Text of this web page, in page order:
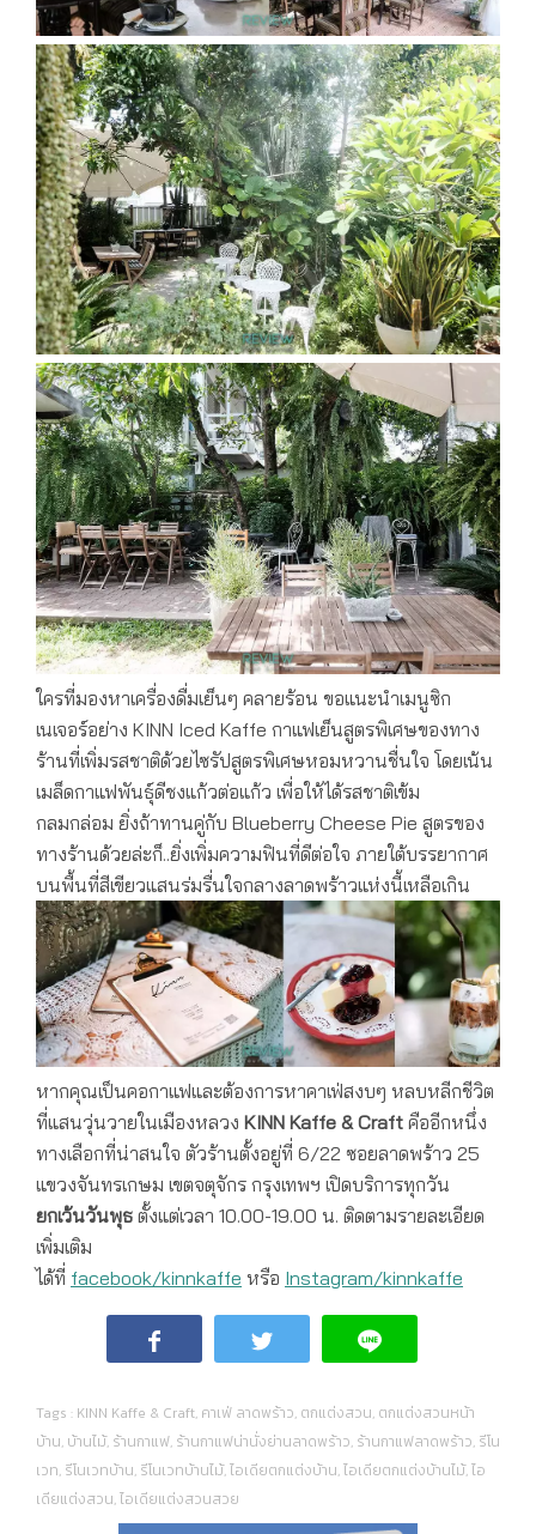
ใครที่มองหาเครื่องดื่มเย็นๆ คลายร้อน ขอแนะนำเมนูซิก
เนเจอร์อย่าง KINN Iced Kaffe กาแฟเย็นสูตรพิเศษของทาง
ร้านที่เพิ่มรสชาติด้วยไซรัปสูตรพิเศษหอมหวานชื่นใจ โดยเน้น
เมล็ดกาแฟพันธุ์ดีชงแก้วต่อแก้ว เพื่อให้ได้รสชาติเข้ม
กลมกล่อม ยิ่งถ้าทานคู่กับ Blueberry Cheese Pie สูตรของ
ทางร้านด้วยล่ะก็..ยิ่งเพิ่มความฟินที่ดีต่อใจ ภายใต้บรรยากาศ
บนพื้นที่สีเขียวแสนร่มรื่นใจกลางลาดพร้าวแห่งนี้เหลือเกิน
หากคุณเป็นคอกาแฟและต้องการหาคาเฟ่สงบๆ หลบหลีกชีวิต
ที่แสนวุ่นวายในเมืองหลวง KINN Kaffe & Craft คืออีกหนึ่ง
ทางเลือกที่น่าสนใจ ตัวร้านตั้งอยู่ที่ 6/22 ซอยลาดพร้าว 25
แขวงจันทรเกษม เขตจตุจักร กรุงเทพฯ เปิดบริการทุกวัน
ยกเว้นวันพุธ ตั้งแต่เวลา 10.00-19.00 น. ติดตามรายละเอียด
เพิ่มเติม
ได้ที่ facebook/kinnkaffe หรือ Instagram/kinnkaffe
Tags : KINN Kaffe & Craft, คาเฟ่ ลาดพร้าว, ตกแต่งสวน, ตกแต่งสวนหน้า
บ้าน, บ้านไม้, ร้านกาแฟ, ร้านกาแฟน่านั่งย่านลาดพร้าว, ร้านกาแฟลาดพร้าว, รีโน
เวท, รีโนเวทบ้าน, รีโนเวทบ้านไม้,ไอเดียตกแต่งบ้าน,ไอเดียตกแต่งบ้านไม้,ไอ
เดียแต่งสวน,ไอเดียแต่งสวนสวย